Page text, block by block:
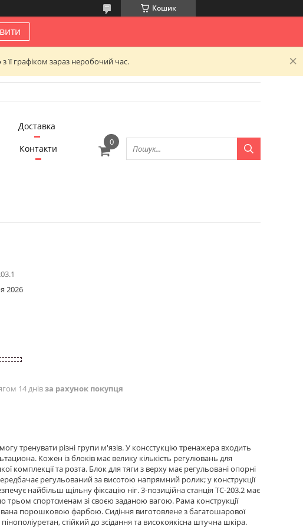
Кошик
її графіком зараз неробочий час.
Доставка
Контакти
2026
14 днівза рахунок покупця
тренувати різні групи м'язів. У консстукцію тренажера входить
Кожен із блоків має велику кількість регулювань для
та розта. Блок для тяги з верху має регульовані опорні
регульований за висотою напрямний ролик; у конструкції
найбільш щільну фіксацію ніг. 3-позиційна станція ТС-203.2 має
трьом спортсменам зі своєю заданою вагою. Рама конструкції
порошковою фарбою. Сидіння виготовлене з багатошарової
стійкий до зсідання та високоякісна штучна шкіра.